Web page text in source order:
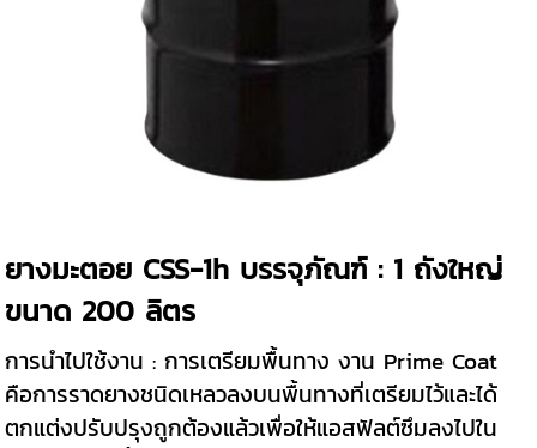
ยางมะตอย CSS-1h บรรจุภัณฑ์ : 1 ถังใหญ่
ขนาด 200 ลิตร
การนำไปใช้งาน : การเตรียมพื้นทาง งาน Prime Coat
คือการราดยางชนิดเหลวลงบนพื้นทางที่เตรียมไว้และได้
ตกแต่งปรับปรุงถูกต้องแล้วเพื่อให้แอสฟัลต์ซึมลงไปใน